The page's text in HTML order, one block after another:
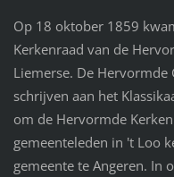
Op 18 oktober 1859
Kerkenraad van de
Liemerse. De Hervormde
schrijven aan het
om de Hervormde
gemeenteleden in 't Loo
gemeente te Angeren. In